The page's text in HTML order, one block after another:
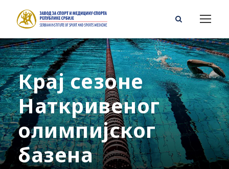
Крај сезоне
Наткривеног
олимпијског
базена